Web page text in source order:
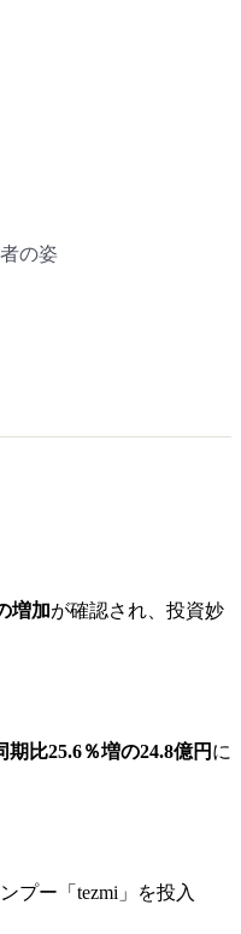
の姿
増加が確認され、投資妙
期比25.6％増の24.8億円 に
プー「tezmi」を投入